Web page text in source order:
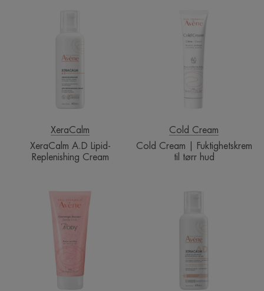
Cream
XeraCalm
XeraCalm A.D Lipid-
Replenishing Cream
Cream
|
Fuktighetskrem
til
Cold Cream
Cold Cream | Fuktighetskrem
til tørr hud
Gentle
Scrub
Cream
|
Krem
for